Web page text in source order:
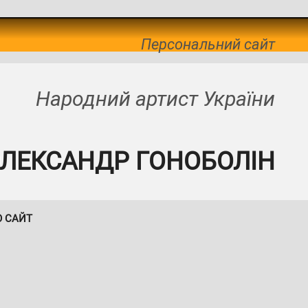
Персональний сайт
Народний артист України
ГОНОБОЛІН
САЙТ